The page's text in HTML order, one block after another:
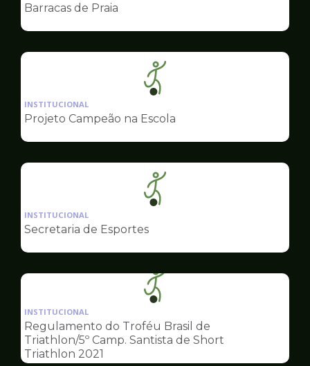
Esportes
Barracas de Praia
Ilustração
da
pagina
Esportes
INSTITUCIONAL
Projeto Campeão na Escola
Ilustração
da
Esportes
INSTITUCIONAL
Secretaria de Esportes
Ilustração
da
pagina
de
INSTITUCIONAL
Regulamento do Troféu Brasil de
Triathlon/5º Camp. Santista de Short
Triathlon 2021